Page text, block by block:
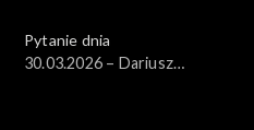
Pytanie dnia
30.03.2026 – Dariusz